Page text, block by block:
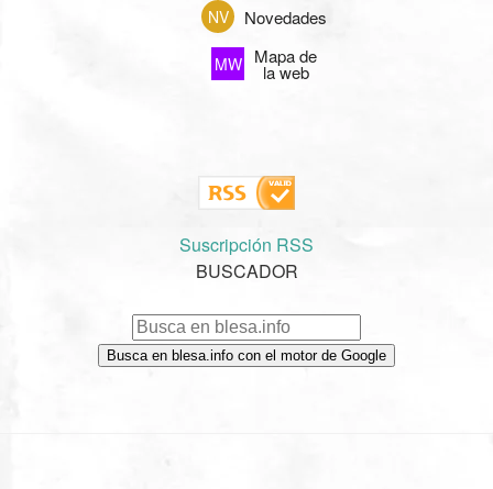
NV Novedades
MW Mapa de
la web
Suscripción RSS
BUSCADOR
Busca en blesa.info con el motor de Google